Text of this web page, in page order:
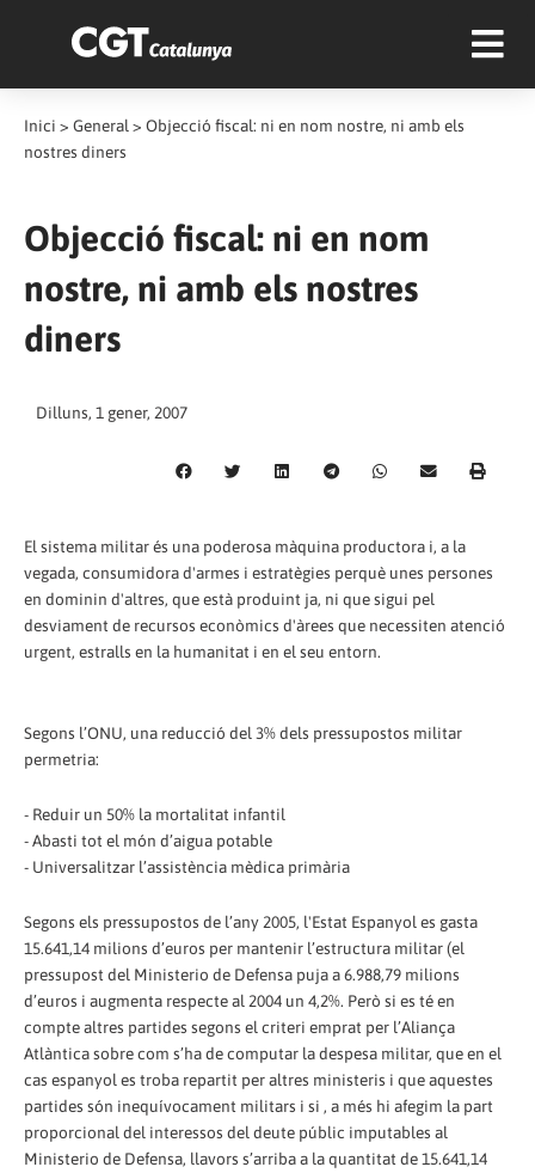
Inici > General > Objecció fiscal: ni en nom nostre, ni amb els
nostres diners
Objecció fiscal: ni en nom
nostre, ni amb els nostres
diners
Dilluns, 1 gener, 2007
El sistema militar és una poderosa màquina productora i, a la
vegada, consumidora d'armes i estratègies perquè unes persones
en dominin d'altres, que està produint ja, ni que sigui pel
desviament de recursos econòmics d'àrees que necessiten atenció
urgent, estralls en la humanitat i en el seu entorn.
Segons l’ONU, una reducció del 3% dels pressupostos militar
permetria:
- Reduir un 50% la mortalitat infantil
- Abasti tot el món d’aigua potable
- Universalitzar l’assistència mèdica primària
Segons els pressupostos de l’any 2005, l'Estat Espanyol es gasta
15.641,14 milions d’euros per mantenir l’estructura militar (el
pressupost del Ministerio de Defensa puja a 6.988,79 milions
d’euros i augmenta respecte al 2004 un 4,2%. Però si es té en
compte altres partides segons el criteri emprat per l’Aliança
Atlàntica sobre com s’ha de computar la despesa militar, que en el
cas espanyol es troba repartit per altres ministeris i que aquestes
partides són inequívocament militars i si , a més hi afegim la part
proporcional del interessos del deute públic imputables al
Ministerio de Defensa, llavors s’arriba a la quantitat de 15.641,14